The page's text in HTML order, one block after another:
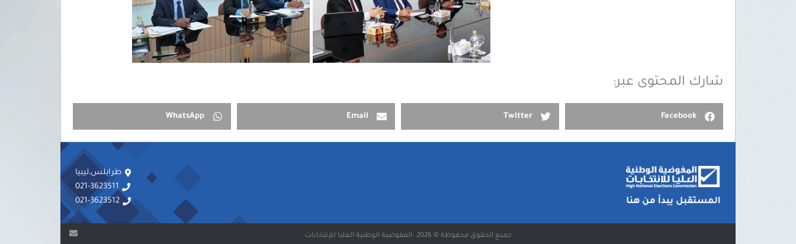
شارك المحتوى عبر:
Facebook
Twitter
Email
WhatsApp
طرابلس،ليبيا
021-3623511
021-3623512
جميع الحقوق محفوظة © 2026 -المفوضية الوطنية العليا للإنتخابات